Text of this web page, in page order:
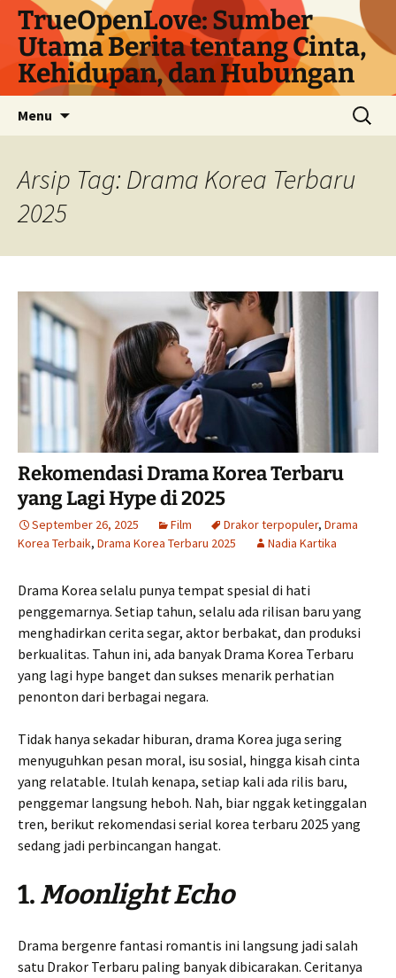
Langsung
TrueOpenLove: Sumber
Utama Berita tentang Cinta,
Kehidupan, dan Hubungan
Menu
Cari
untuk:
Arsip Tag: Drama Korea Terbaru
2025
Rekomendasi Drama Korea Terbaru
yang Lagi Hype di 2025
September 26, 2025 Film Drakor terpopuler, Drama
Korea Terbaik, Drama Korea Terbaru 2025 Nadia Kartika
Drama Korea selalu punya tempat spesial di hati
penggemarnya. Setiap tahun, selalu ada rilisan baru yang
menghadirkan cerita segar, aktor berbakat, dan produksi
berkualitas. Tahun ini, ada banyak Drama Korea Terbaru
yang lagi hype banget dan sukses menarik perhatian
penonton dari berbagai negara.
Tidak hanya sekadar hiburan, drama Korea juga sering
menyuguhkan pesan moral, isu sosial, hingga kisah cinta
yang relatable. Itulah kenapa, setiap kali ada rilis baru,
penggemar langsung heboh. Nah, biar nggak ketinggalan
tren, berikut rekomendasi serial korea terbaru 2025 yang
sedang jadi perbincangan hangat.
1.Moonlight Echo
Drama bergenre fantasi romantis ini langsung jadi salah
satu Drakor Terbaru paling banyak dibicarakan. Ceritanya